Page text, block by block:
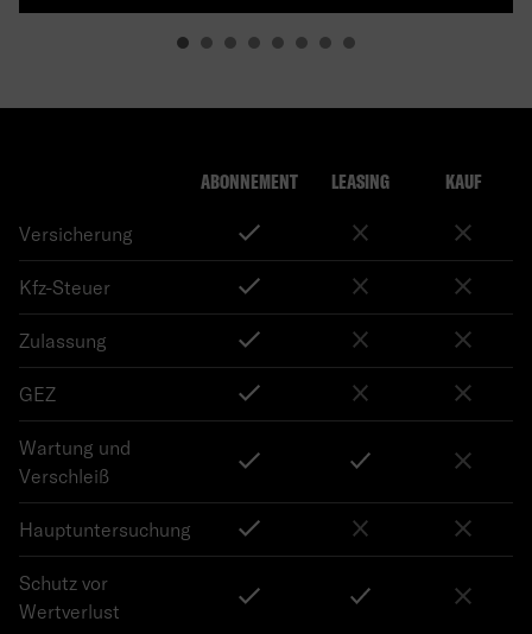
ABONNEMENT LEASING KAUF
Versicherung
Kfz-Steuer
Zulassung
GEZ
Wartung und
Verschleiß
Hauptuntersuchung
Schutz vor
Wertverlust